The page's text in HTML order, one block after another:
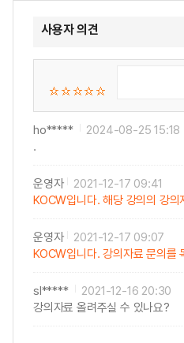
사용자 의견
ho*****
2024-08-25 15:18
.
운영자
2021-12-17 09:41
KOCW입니다. 해당 강의의 강의
운영자
2021-12-17 09:07
KOCW입니다. 강의자료 문의를
sl*****
2021-12-16 20:30
강의자료 올려주실 수 있나요?